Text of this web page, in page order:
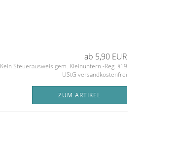
ab 5,90 EUR
Kein Steuerausweis gem. Kleinuntern.-Reg. §19
UStG versandkostenfrei
ZUM ARTIKEL